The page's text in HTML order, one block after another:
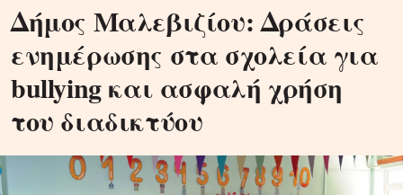
Δήμος Μαλεβιζίου: Δράσεις
ενημέρωσης στα σχολεία για
bullying και ασφαλή χρήση
του διαδικτύου